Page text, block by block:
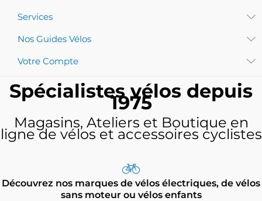
Services
Nos Guides Vélos
Votre Compte
Spécialistes vélos depuis
1975
Magasins, Ateliers et Boutique en
ligne de vélos et accessoires cyclistes
Découvrez nos marques de vélos électriques, de vélos
sans moteur ou vélos enfants